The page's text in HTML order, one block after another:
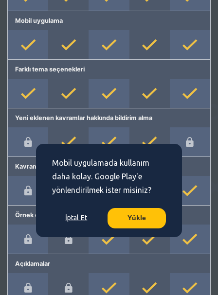
Mobil uygulama
Farklı tema seçenekleri
Yeni eklenen kavramlar hakkında bildirim alma
Kavram önerme
Örnek cümleler
Açıklamalar
Mobil uygulamada kullanım
daha kolay. Google Play'e
yönlendirilmek ister misiniz?
İptal Et Yükle